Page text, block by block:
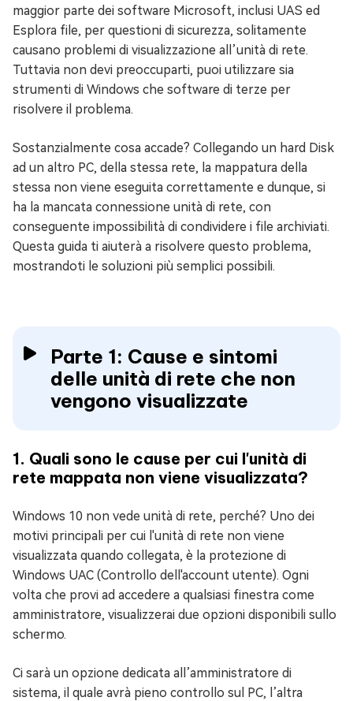
maggior parte dei software Microsoft, inclusi UAS ed
Esplora file, per questioni di sicurezza, solitamente
causano problemi di visualizzazione all’unità di rete.
Tuttavia non devi preoccuparti, puoi utilizzare sia
strumenti di Windows che software di terze per
risolvere il problema.
Sostanzialmente cosa accade? Collegando un hard Disk
ad un altro PC, della stessa rete, la mappatura della
stessa non viene eseguita correttamente e dunque, si
ha la mancata connessione unità di rete, con
conseguente impossibilità di condividere i file archiviati.
Questa guida ti aiuterà a risolvere questo problema,
mostrandoti le soluzioni più semplici possibili.
Parte 1: Cause e sintomi
delle unità di rete che non
vengono visualizzate
1. Quali sono le cause per cui l'unità di
rete mappata non viene visualizzata?
Windows 10 non vede unità di rete, perché? Uno dei
motivi principali per cui l'unità di rete non viene
visualizzata quando collegata, è la protezione di
Windows UAC (Controllo dell'account utente). Ogni
volta che provi ad accedere a qualsiasi finestra come
amministratore, visualizzerai due opzioni disponibili sullo
schermo.
Ci sarà un opzione dedicata all’amministratore di
sistema, il quale avrà pieno controllo sul PC, l’altra